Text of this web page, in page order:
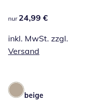
24,99 €
nur 24,99 €
inkl. MwSt. zzgl.
Versand
beige